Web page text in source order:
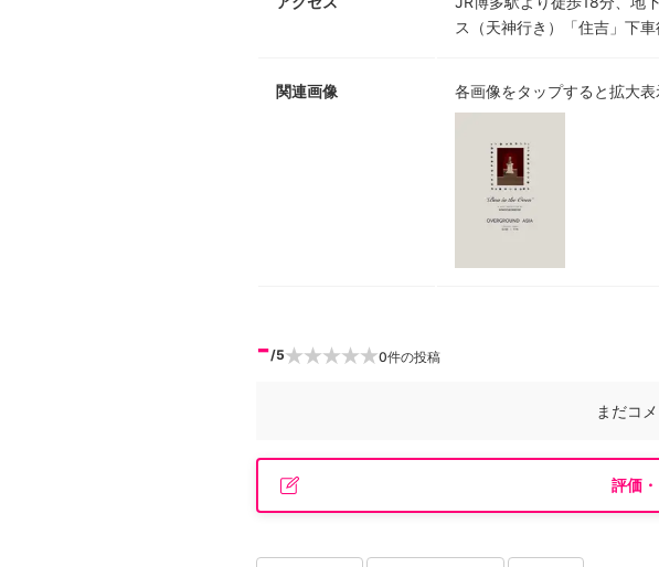
ス（天神行き）「住吉」下
関連画像 各画像をタップすると拡大
-/5 0件の投稿
まだコ
評価